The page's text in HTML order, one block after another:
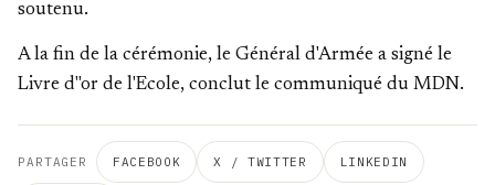
soutenu.
A la fin de la cérémonie, le Général d'Armée a signé le
Livre d"or de l'Ecole, conclut le communiqué du MDN.
PARTAGER FACEBOOK X / TWITTER LINKEDIN